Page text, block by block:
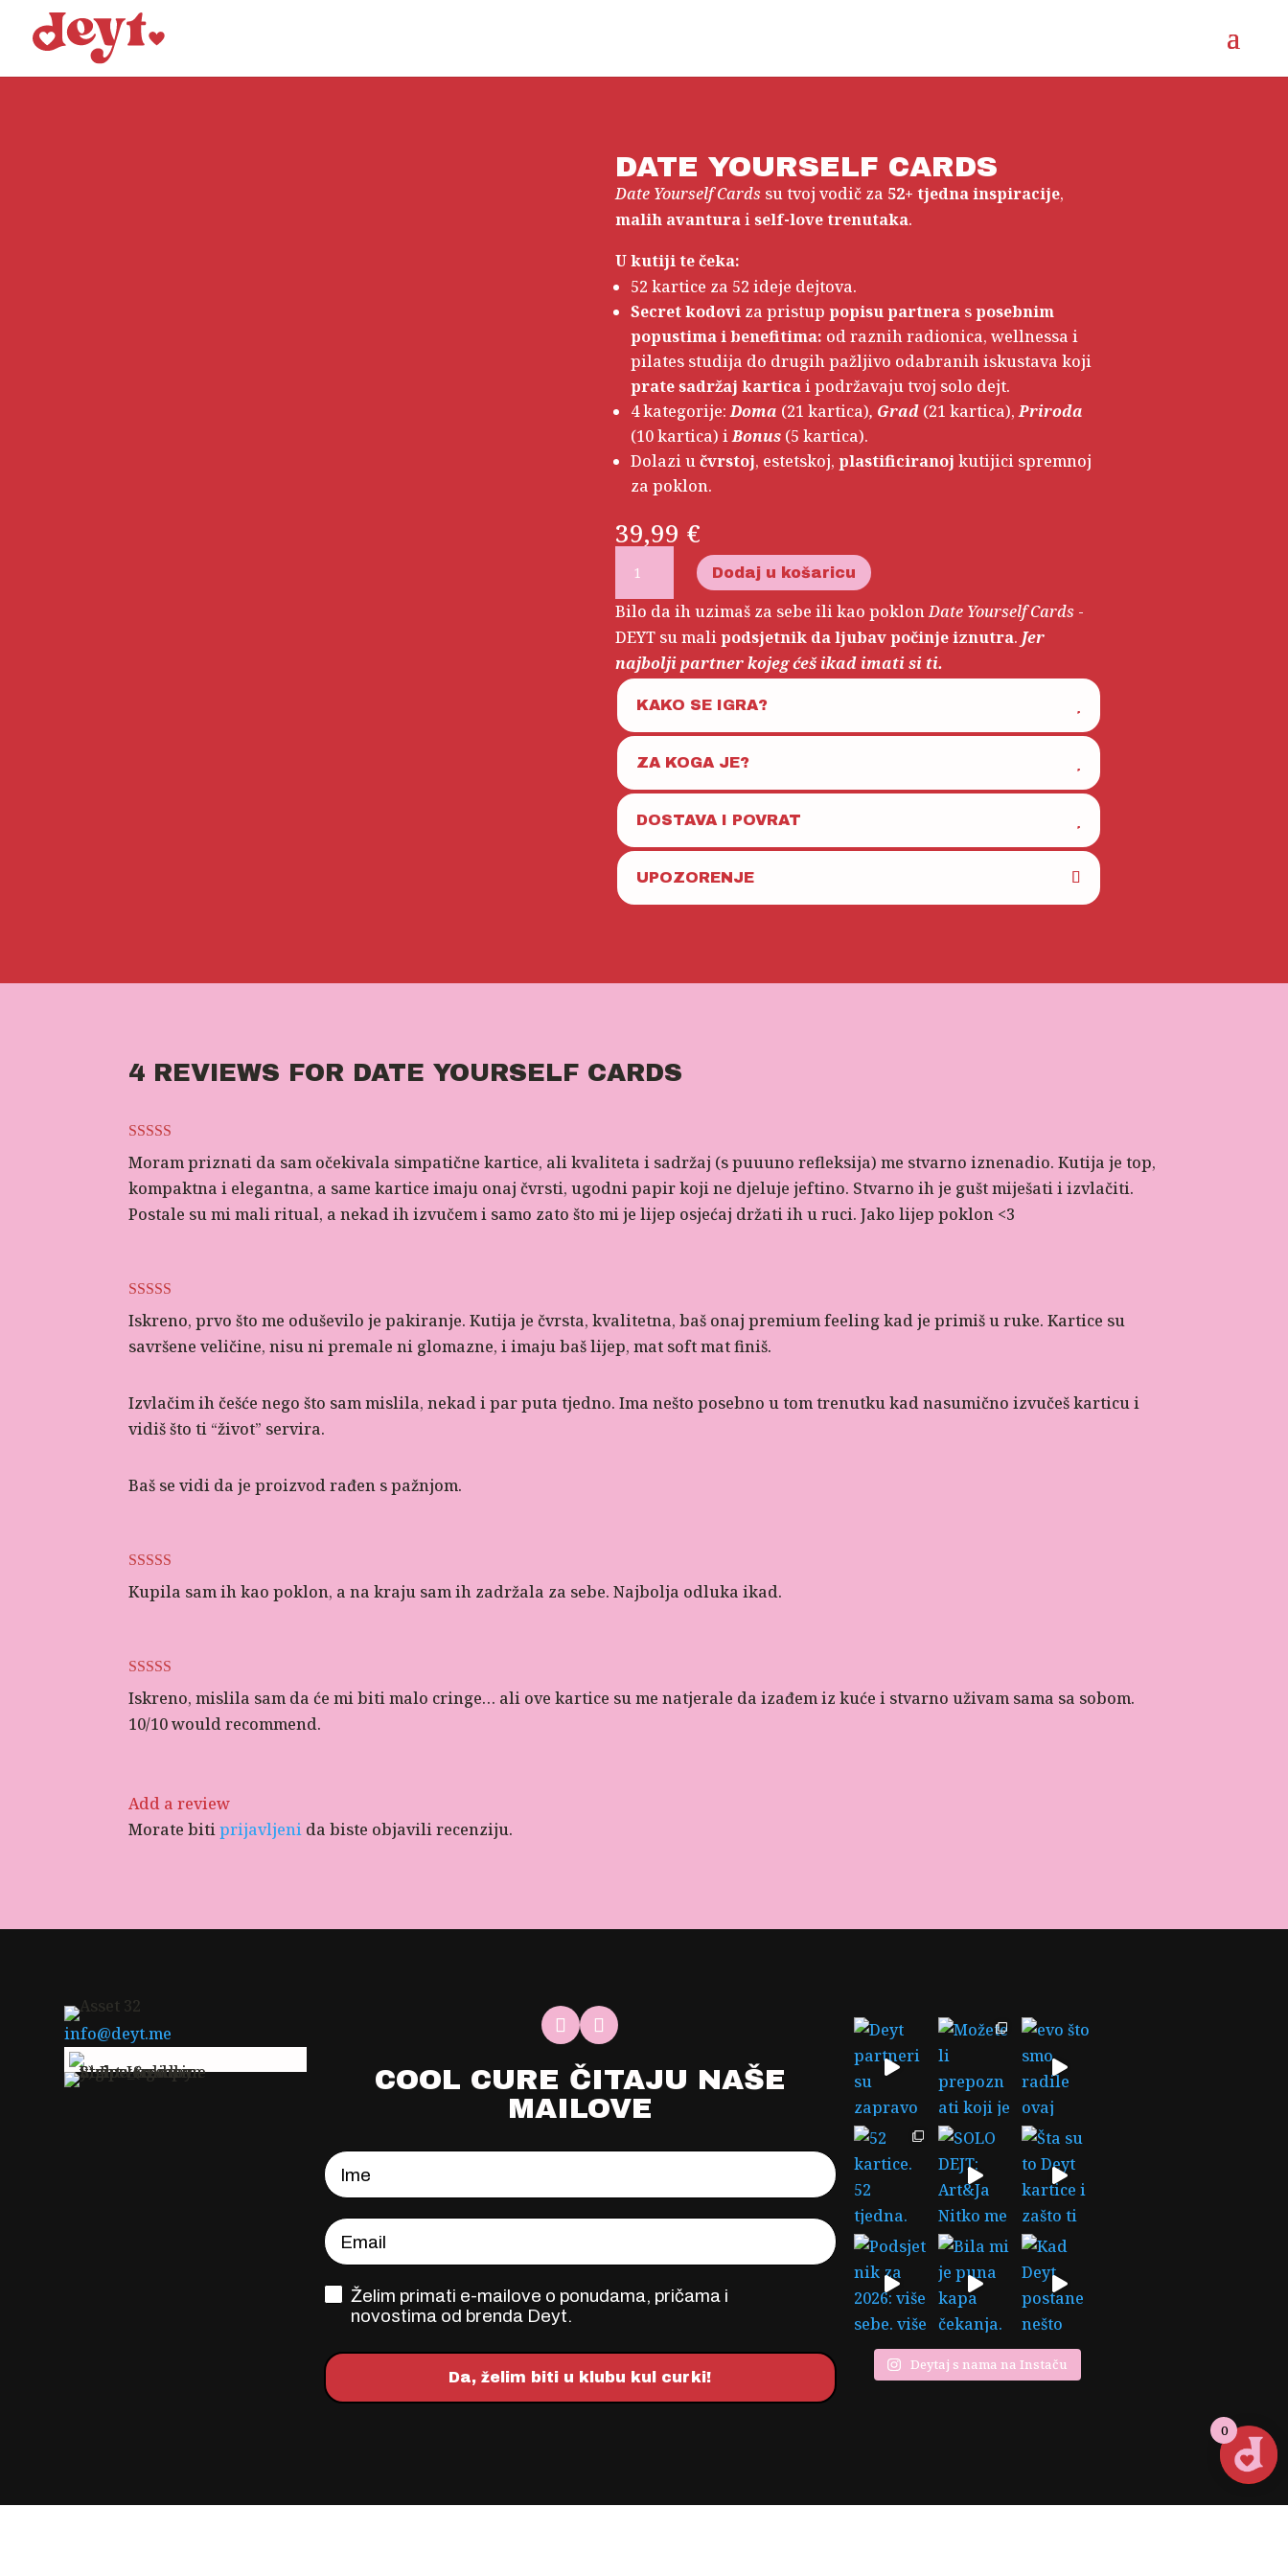
DATE YOURSELF CARDS
Date Yourself Cards su tvoj vodič za 52+ tjedna inspiracije,
malih avanturaiself-love trenutaka.
U kutiji te čeka:
52 kartice za 52 ideje dejtova.
Secret kodovi za pristuppopisu partnera sposebnim
popustima i benefitima: od raznih radionica, wellnessa i
pilates studija do drugih pažljivo odabranih iskustava koji
prate sadržaj karticai podržavaju tvoj solo dejt.
4 kategorije:Doma (21 kartica), Grad (21 kartica),Priroda
(10 kartica) iBonus (5 kartica).
Dolazi učvrstoj, estetskoj,plastificiranoj kutijici spremnoj
za poklon.
39,99 €
Yourself
Cards
količina
Dodaj u košaricu
l
t
e
r
t
v
:
Bilo da ih uzimaš za sebe ili kao poklonDate Yourself Cards -
DEYT su malipodsjetnik da ljubav počinje iznutra. Jer
najbolji partner kojeg ćeš ikad imati si ti.
KAKO SE IGRA?
ZA KOGA JE?
DOSTAVA I POVRAT
UPOZORENJE
4 REVIEWS FOR DATE YOURSELF CARDS
Ocijenjeno
od 5
Moram priznati da sam očekivala simpatične kartice, ali kvaliteta i sadržaj (s puuuno refleksija) me stvarno iznenadio. Kutija je top,
kompaktna i elegantna, a same kartice imaju onaj čvrsti, ugodni papir koji ne djeluje jeftino. Stvarno ih je gušt miješati i izvlačiti.
Postale su mi mali ritual, a nekad ih izvučem i samo zato što mi je lijep osjećaj držati ih u ruci. Jako lijep poklon <3
Ocijenjeno
od 5
Iskreno, prvo što me oduševilo je pakiranje. Kutija je čvrsta, kvalitetna, baš onaj premium feeling kad je primiš u ruke. Kartice su
savršene veličine, nisu ni premale ni glomazne, i imaju baš lijep, mat soft mat finiš.
Izvlačim ih češće nego što sam mislila, nekad i par puta tjedno. Ima nešto posebno u tom trenutku kad nasumično izvučeš karticu i
vidiš što ti “život” servira.
Baš se vidi da je proizvod rađen s pažnjom.
Ocijenjeno
od 5
Kupila sam ih kao poklon, a na kraju sam ih zadržala za sebe. Najbolja odluka ikad.
Ocijenjeno
od 5
Iskreno, mislila sam da će mi biti malo cringe… ali ove kartice su me natjerale da izađem iz kuće i stvarno uživam sama sa sobom.
10/10 would recommend.
Add a review
Morate bitiprijavljeni da biste objavili recenziju.
info@deyt.me
COOL CURE ČITAJU NAŠE
MAILOVE
Ime
Email
OPT-IN FORM
Želim primati e-mailove o ponudama, pričama i
novostima od brenda Deyt.
Da, želim biti u klubu kul curki!
Deytaj s nama na Instaču
0